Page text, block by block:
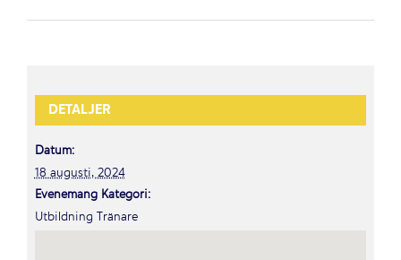
DETALJER
Datum:
18 augusti, 2024
Evenemang Kategori:
Utbildning Tränare